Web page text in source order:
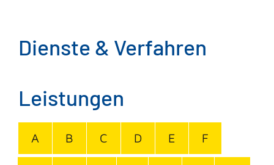
Dienste & Verfahren
Leistungen
A B C D E F